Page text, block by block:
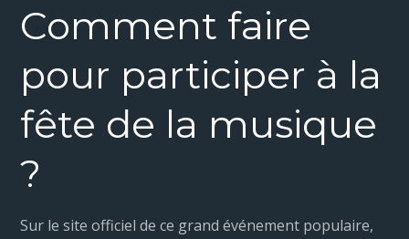
Comment faire
pour participer à la
fête de la musique
?
Sur le site officiel de ce grand événement populaire,